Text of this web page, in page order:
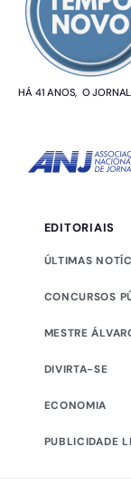
HÁ 41 ANOS, O
EDITORIAIS
ÚLTIMAS
CONCURSOS
MESTRE
DIVIRTA-SE
ECONOMIA
PUBLICIDADE